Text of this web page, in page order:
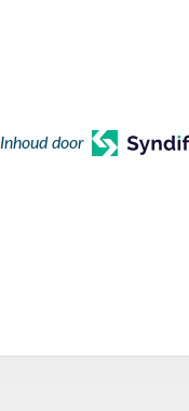
Inhoud door